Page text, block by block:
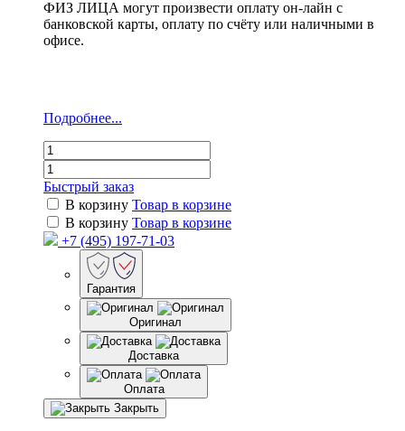
ФИЗ ЛИЦА могут произвести оплату он-лайн с
банковской карты, оплату по счёту или наличными в
офисе.
Подробнее...
Быстрый заказ
В корзину Товар в корзине
В корзину Товар в корзине
+7 (495) 197-71-03
Гарантия
Оригинал
Доставка
Оплата
Закрыть